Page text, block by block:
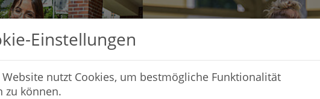
Einstellungen
Website nutzt Cookies, um bestmögliche Funktionalität
zu können.